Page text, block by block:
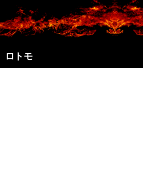
ン
テ
ツ
へ
ロトモ
索